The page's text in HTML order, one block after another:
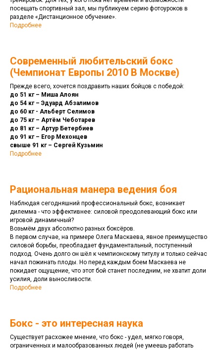
посещать спортивный зал, мы публикуем серию фотоуроков в
разделе «Дистанционное обучение».
Подробнее
Современный любительский бокс
(Чемпионат Европы 2010 В Москве)
Прежде всего, хочется поздравить наших бойцов с победой:
до 51 кг – Миша Алоян
до 54 кг – Эдуард Абзалимов
до 60 кг - Альберт Селимов
до 75 кг – Артём Чеботарев
до 81 кг – Артур Бетербиев
до 91 кг – Егор Мехонцев
свыше 91 кг – Сергей Кузьмин
Подробнее
Рациональная манера ведения боя
Наблюдая сегодняшний профессиональный бокс, возникает
дилемма - что эффективнее: силовой преодолевающий бокс или
игровой динамичный?
Возьмём двух абсолютно разных боксёров.
В первом случае, на примере Олега Маскаева, явное преимущество
силовой борьбы, преобладает фундаментальный, поступенный
подход. Очень долго он шёл к чемпионскому титулу и только сейчас
начал пожинать плоды. Но перед каждым боем Маскаева не
покидает ощущение, что этот бой станет последним, не хватит доли
усилия, доли выносливости.
Подробнее
Бокс - это интересная наука
Существует расхожее мнение, что бокс - удел, мягко говоря,
ограниченных и малообразованных людей (не умеешь работать